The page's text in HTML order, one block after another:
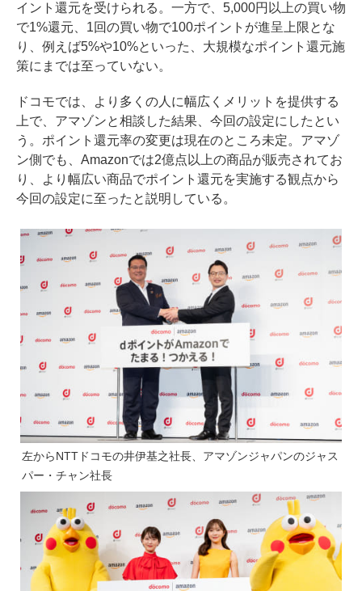
イント還元を受けられる。一方で、5,000円以上の買い物
で1%還元、1回の買い物で100ポイントが進呈上限とな
り、例えば5%や10%といった、大規模なポイント還元施
策にまでは至っていない。
ドコモでは、より多くの人に幅広くメリットを提供する
上で、アマゾンと相談した結果、今回の設定にしたとい
う。ポイント還元率の変更は現在のところ未定。アマゾ
ン側でも、Amazonでは2億点以上の商品が販売されてお
り、より幅広い商品でポイント還元を実施する観点から
今回の設定に至ったと説明している。
左からNTTドコモの井伊基之社長、アマゾンジャパンのジャス
パー・チャン社長